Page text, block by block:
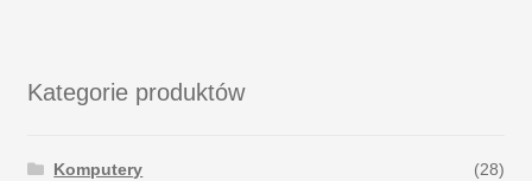
Kategorie produktów
Komputery (28)